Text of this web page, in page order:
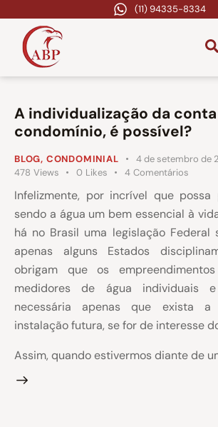
(11) 94335-8334
A individualização da
condomínio, é possível?
BLOG, CONDOMINIAL
4 de setembro de
478 Views 0 Likes 4 Comentários
Infelizmente, por incrível que possa
sendo a água um bem essencial à
há no Brasil uma legislação Federal
apenas alguns Estados
obrigam que os
medidores de água individuais
necessária apenas que exista a
instalação futura, se for de interesse
Assim, quando estivermos diante de